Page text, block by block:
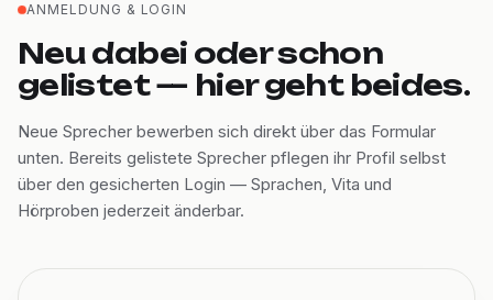
ANMELDUNG & LOGIN
Neu dabei oder schon
gelistet — hier geht beides.
Neue Sprecher bewerben sich direkt über das Formular
unten. Bereits gelistete Sprecher pflegen ihr Profil selbst
über den gesicherten Login — Sprachen, Vita und
Hörproben jederzeit änderbar.